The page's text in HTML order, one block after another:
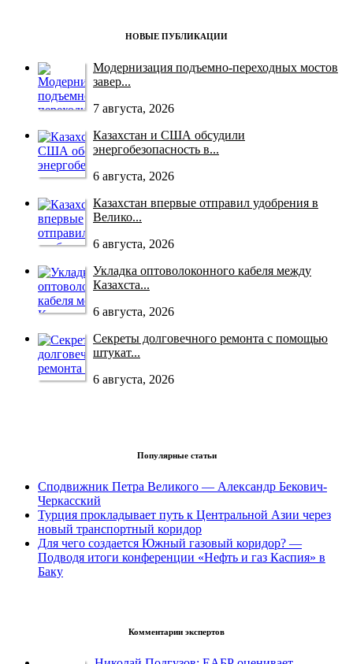
НОВЫЕ ПУБЛИКАЦИИ
Модернизация подъемно-переходных мостов
завер...
7 августа, 2026
Казахстан и США обсудили
энергобезопасность в...
6 августа, 2026
Казахстан впервые отправил удобрения в
Велико...
6 августа, 2026
Укладка оптоволоконного кабеля между
Казахста...
6 августа, 2026
Секреты долговечного ремонта с помощью
штукат...
6 августа, 2026
Популярные статьи
Сподвижник Петра Великого — Александр Бекович-
Черкасский
Турция прокладывает путь к Центральной Азии через
новый транспортный коридор
Для чего создается Южный газовый коридор? —
Подводя итоги конференции «Нефть и газ Каспия» в
Баку
Комментарии экспертов